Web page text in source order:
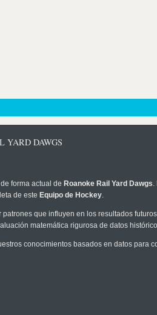
YARD DAWGS
forma actual de Roanoke Rail Yard Dawgs.
de este Equipo de Hockey.
que influyen en los resultados
matemática rigurosa de datos
conocimientos basados en datos para